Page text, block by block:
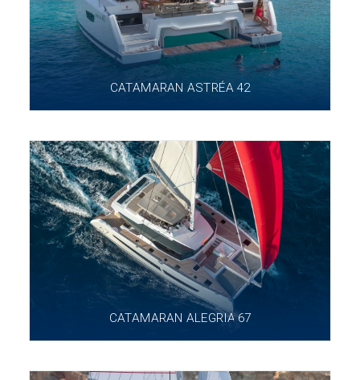
CATAMARAN ASTRÉA 42
CATAMARAN ALEGRIA 67